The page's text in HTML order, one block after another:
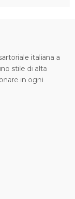
italiana a
stile di alta
in ogni